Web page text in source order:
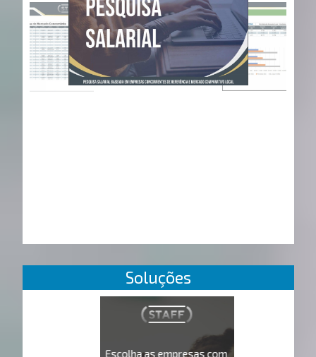
Soluções
Escolha as empresas com